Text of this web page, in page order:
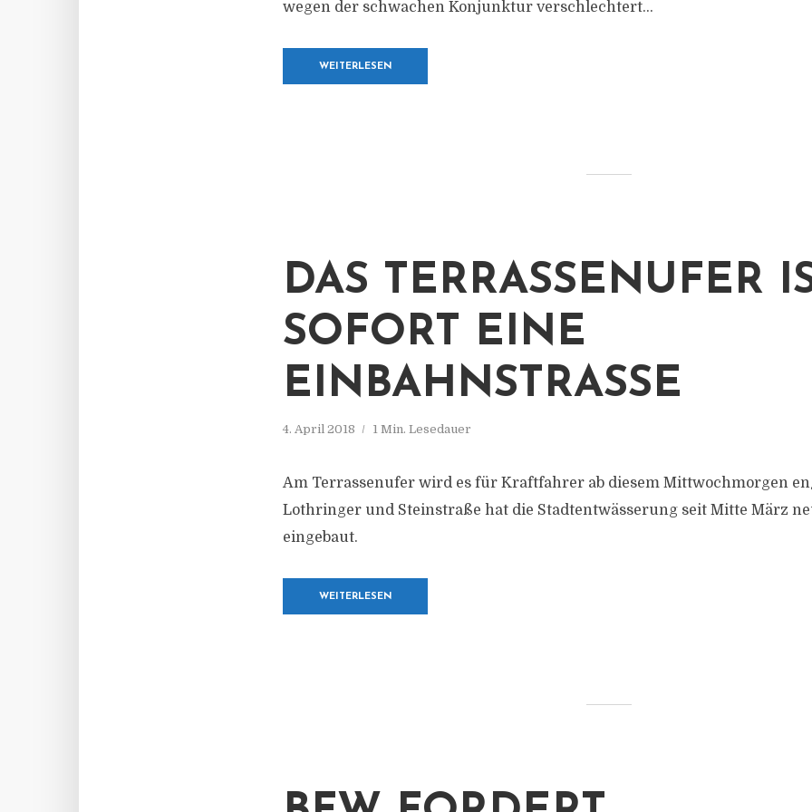
wegen der schwachen Konjunktur verschlechtert...
WEITERLESEN
DAS TERRASSENUFER
SOFORT EINE
EINBAHNSTRASSE
4. April 2018 1 Min. Lesedauer
Am Terrassenufer wird es für Kraftfahrer ab diesem Mittwochmorgen
Lothringer und Steinstraße hat die Stadtentwässerung seit Mitte März
eingebaut.
WEITERLESEN